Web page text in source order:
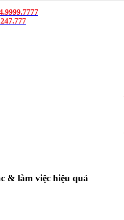
& làm việc hiệu quả